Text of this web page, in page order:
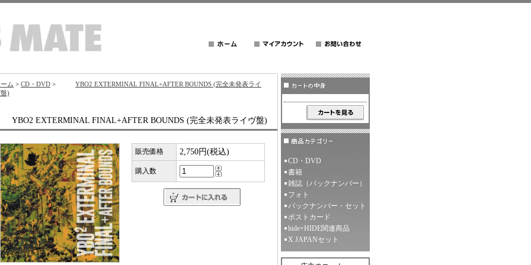
ム > CD・DVD >
YBO2 EXTERMINAL FINAL+AFTER BOUNDS (完全未発表ライ
)
YBO2 EXTERMINAL FINAL+AFTER BOUNDS (完全未発表ライヴ盤)
販売価格 2,750円(税込)
購入数
CD・DVD
書籍
雑誌（バックナンバー）
フォト
バックナンバー・セット
ポストカード
hide×HIDE関連商品
X JAPANセット